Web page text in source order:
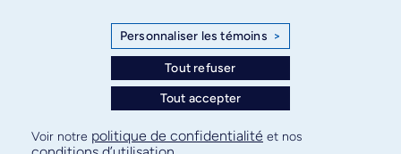
Personnaliser les témoins >
Tout refuser
Tout accepter
Voir notre politique de confidentialité et nos